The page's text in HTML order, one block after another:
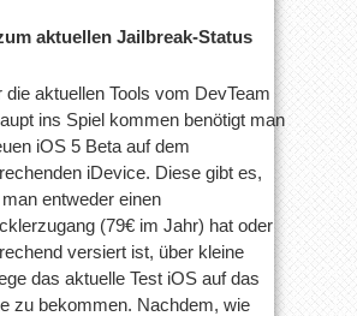
aktuellen Jailbreak-Status
die aktuellen Tools vom DevTeam
ins Spiel kommen benötigt man
iOS 5 Beta auf dem
iDevice. Diese gibt es,
entweder einen
(79€ im Jahr) hat oder
versiert ist, über kleine
das aktuelle Test iOS auf das
zu bekommen. Nachdem, wie